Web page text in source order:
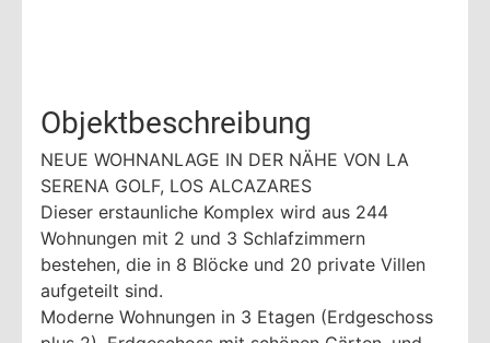
Objektbeschreibung
NEUE WOHNANLAGE IN DER NÄHE VON LA
SERENA GOLF, LOS ALCAZARES
Dieser erstaunliche Komplex wird aus 244
Wohnungen mit 2 und 3 Schlafzimmern
bestehen, die in 8 Blöcke und 20 private Villen
aufgeteilt sind.
Moderne Wohnungen in 3 Etagen (Erdgeschoss